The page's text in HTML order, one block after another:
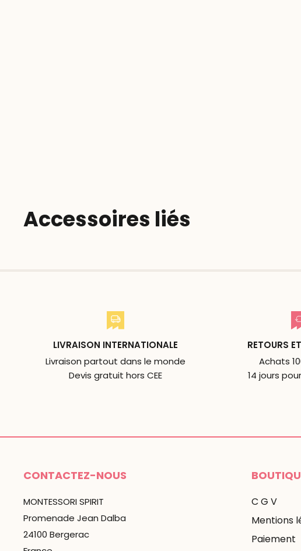
Accessoires liés
LIVRAISON INTERNATIONALE
Livraison partout dans le monde
Devis gratuit hors CEE
RETOURS
Achats
14 jours
CONTACTEZ-NOUS
MONTESSORI SPIRIT
Promenade Jean Dalba
24100 Bergerac
C G V
Mentions
Paiement